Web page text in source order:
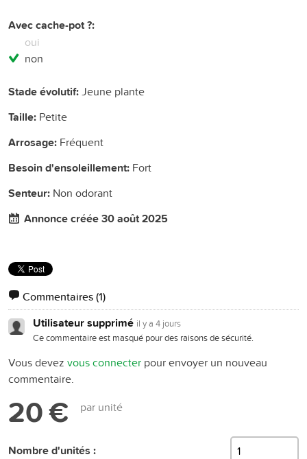
Avec cache-pot ?:
oui
non
Stade évolutif:Jeune plante
Taille: Petite
Arrosage: Fréquent
Besoin d'ensoleillement: Fort
Senteur: Non odorant
Annonce créée 30 août 2025
Commentaires(1)
Utilisateur supprimé il y a 4 jours
Ce commentaire est masqué pour des raisons de sécurité.
Vous devez vous connecter pour envoyer un nouveau
commentaire.
20 € par unité
Nombre d'unités :